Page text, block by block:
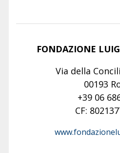
FONDAZIONE
Via della
00193
+39 06
CF: